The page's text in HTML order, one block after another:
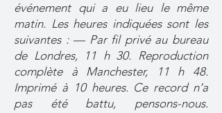
événement qui a eu lieu le même
matin. Les heures indiquées sont les
suivantes : — Par fil privé au bureau
de Londres, 11 h 30. Reproduction
complète à Manchester, 11 h 48.
Imprimé à 10 heures. Ce record n’a
pas été battu, pensons-nous.